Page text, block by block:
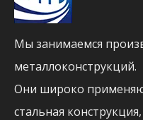
Мы занимаемся
металлоконструкций.
Они широко
стальная